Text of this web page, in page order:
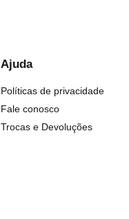
Ajuda
Políticas de privacidade
Fale conosco
Trocas e Devoluções